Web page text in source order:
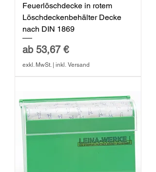
Feuerlöschdecke in rotem
Löschdeckenbehälter Decke
nach DIN 1869
ab 53,67 €
Sale-Preis
exkl. MwSt. | inkl. Versand